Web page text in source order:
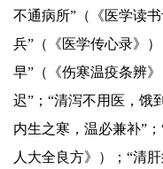
不通病所”（《医学读
兵”（《医学传心录》
早”（《伤寒温疫条辨
迟”；“清泻不用医，饿
内生之寒，温必兼补”
人大全良方》）；“清